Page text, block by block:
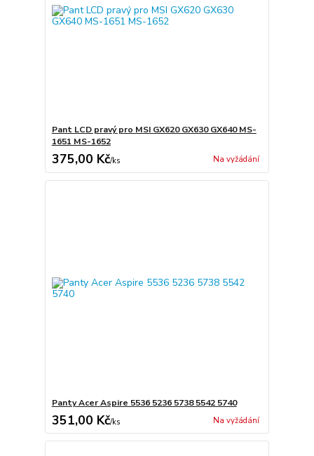
Pant LCD pravý pro MSI GX620 GX630 GX640 MS-
1651 MS-1652
375,00 Kč/ks Na vyžádání
Panty Acer Aspire 5536 5236 5738 5542 5740
351,00 Kč/ks Na vyžádání